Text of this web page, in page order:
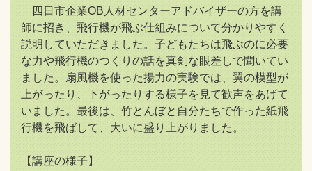
四日市企業OB人材センターアドバイザーの方を講
師に招き、飛行機が飛ぶ仕組みについて分かりやすく
説明していただきました。子どもたちは飛ぶのに必要
な力や飛行機のつくりの話を真剣な眼差しで聞いてい
ました。扇風機を使った揚力の実験では、翼の模型が
上がったり、下がったりする様子を見て歓声をあげて
いました。最後は、竹とんぼと自分たちで作った紙飛
行機を飛ばして、大いに盛り上がりました。
【講座の様子】